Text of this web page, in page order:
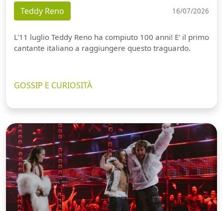
Teddy Reno 16/07/2026
L'11 luglio Teddy Reno ha compiuto 100 anni! E' il primo
cantante italiano a raggiungere questo traguardo.
GOSSIP E CURIOSITÀ